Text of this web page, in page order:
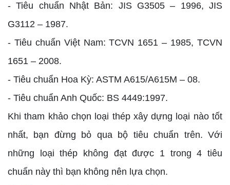
- Tiêu chuẩn Nhật Bản: JIS G3505 – 1996, JIS
G3112 – 1987.
- Tiêu chuẩn Việt Nam: TCVN 1651 – 1985, TCVN
1651 – 2008.
- Tiêu chuẩn Hoa Kỳ: ASTM A615/A615M – 08.
- Tiêu chuẩn Anh Quốc: BS 4449:1997.
Khi tham khảo chọn loại thép xây dựng loại nào tốt
nhất, bạn đừng bỏ qua bộ tiêu chuẩn trên. Với
những loại thép không đạt được 1 trong 4 tiêu
chuẩn này thì bạn không nên lựa chọn.